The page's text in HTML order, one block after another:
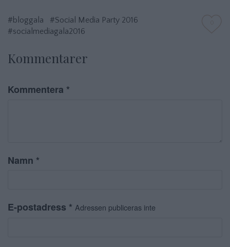
#bloggala
#Social Media Party 2016
#socialmediagala2016
Kommentarer
Kommentera *
Namn *
E-postadress * Adressen publiceras inte